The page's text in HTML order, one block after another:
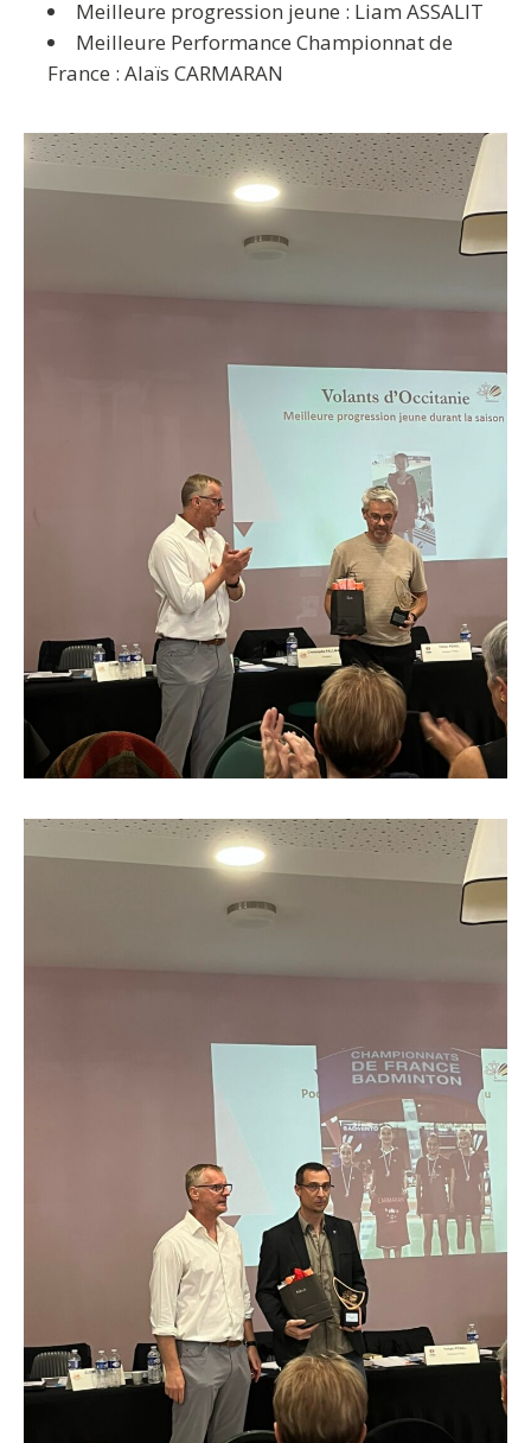
Meilleure progression jeune : Liam ASSALIT
Meilleure Performance Championnat de
France : Alaïs CARMARAN